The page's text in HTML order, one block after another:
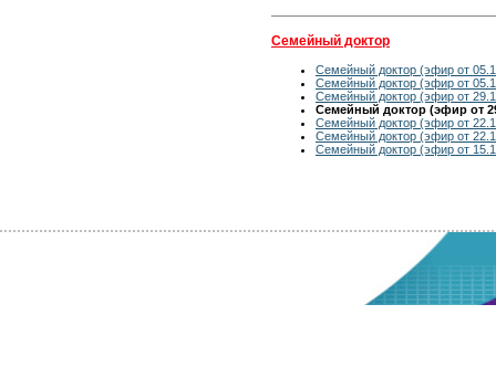
Семейный доктор
Семейный доктор (эфир от
Семейный доктор (эфир от
Семейный доктор (эфир от
Семейный доктор (эфир от
Семейный доктор (эфир от
Семейный доктор (эфир от
Семейный доктор (эфир от